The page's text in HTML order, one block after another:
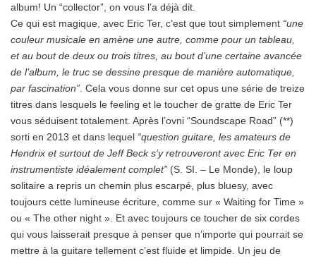
album! Un “collector”, on vous l’a déjà dit.
Ce qui est magique, avec Eric Ter, c’est que tout simplement “une
couleur musicale en amène une autre, comme pour un tableau,
et au bout de deux ou trois titres, au bout d’une certaine avancée
de l’album, le truc se dessine presque de manière automatique,
par fascination” . Cela vous donne sur cet opus une série de treize
titres dans lesquels le feeling et le toucher de gratte de Eric Ter
vous séduisent totalement. Après l’ovni “Soundscape Road” (**)
sorti en 2013 et dans lequel “question guitare, les amateurs de
Hendrix et surtout de Jeff Beck s’y retrouveront avec Eric Ter en
instrumentiste idéalement complet” (S. SI. – Le Monde), le loup
solitaire a repris un chemin plus escarpé, plus bluesy, avec
toujours cette lumineuse écriture, comme sur « Waiting for Time »
ou « The other night ». Et avec toujours ce toucher de six cordes
qui vous laisserait presque à penser que n’importe qui pourrait se
mettre à la guitare tellement c’est fluide et limpide. Un jeu de